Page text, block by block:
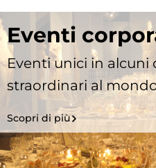
Eventi
Eventi unici in alcuni
straordinari al
Scopri di più